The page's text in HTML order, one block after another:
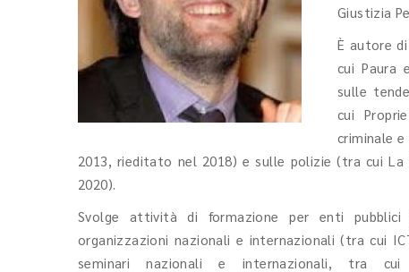
Giustizia
È autore
cui Paura
sulle
cui
criminale
2013, rieditato nel 2018) e sulle polizie (tra cui
2020).
Svolge attività di formazione per enti
organizzazioni nazionali e internazionali (tra cui
seminari nazionali e internazionali, tra